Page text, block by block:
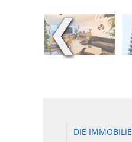
❮
DIE IMMOBILIE